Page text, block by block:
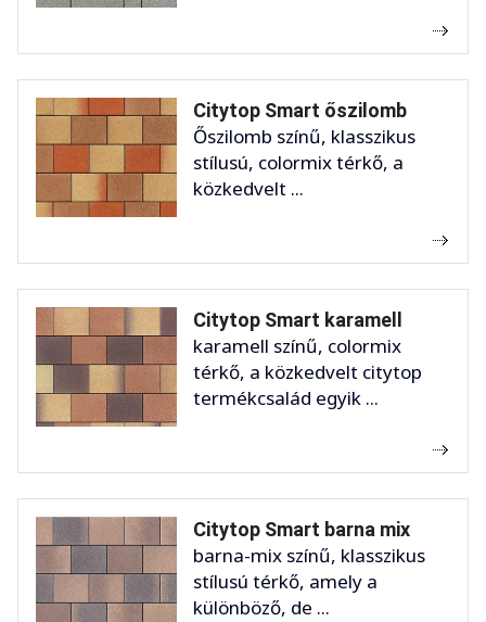
Citytop Smart őszilomb
Őszilomb színű, klasszikus
stílusú, colormix térkő, a
közkedvelt ...
Citytop Smart karamell
karamell színű, colormix
térkő, a közkedvelt citytop
termékcsalád egyik ...
Citytop Smart barna mix
barna-mix színű, klasszikus
stílusú térkő, amely a
különböző, de ...